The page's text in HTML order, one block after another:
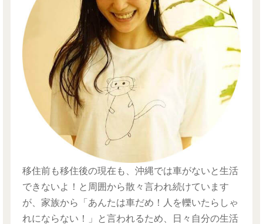
移住前も移住後の現在も、沖縄では車がないと生活
できないよ！と周囲から散々言われ続けています
が、家族から「あんたは車だめ！人を轢いたらしゃ
れにならない！」と言われるため、日々自分の生活